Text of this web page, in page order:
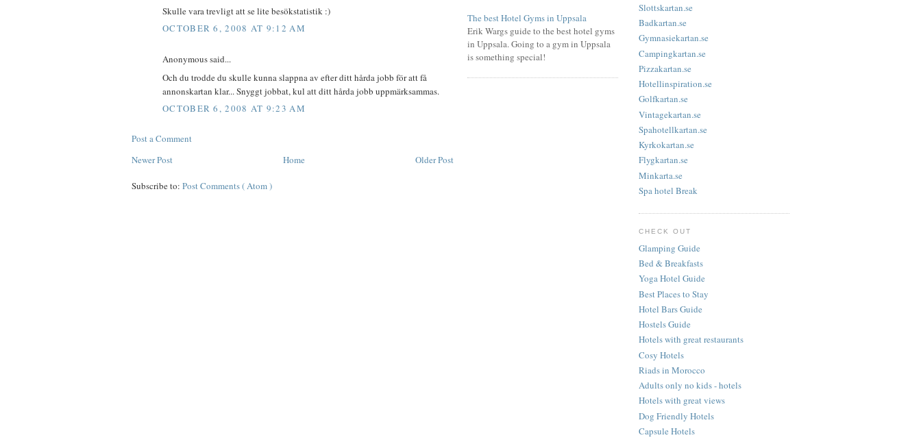
Skulle vara trevligt att se lite besökstatistik :)
OCTOBER 6, 2008 AT 9:12 AM
Anonymous said...
Och du trodde du skulle kunna slappna av efter ditt hårda jobb för att få
annonskartan klar... Snyggt jobbat, kul att ditt hårda jobb uppmärksammas.
OCTOBER 6, 2008 AT 9:23 AM
Post a Comment
Newer Post
Older Post
Home
Subscribe to: Post Comments ( Atom )
Slottskartan.se
Badkartan.se
Gymnasiekartan.se
Campingkartan.se
Pizzakartan.se
Hotellinspiration.se
Golfkartan.se
Vintagekartan.se
Spahotellkartan.se
Kyrkokartan.se
Flygkartan.se
Minkarta.se
Spa hotel Break
CHECK OUT
Glamping Guide
Bed & Breakfasts
Yoga Hotel Guide
Best Places to Stay
Hotel Bars Guide
Hostels Guide
Hotels with great restaurants
Cosy Hotels
Riads in Morocco
Adults only no kids - hotels
Hotels with great views
Dog Friendly Hotels
Capsule Hotels
The best Hotel Gyms in Uppsala
Erik Wargs guide to the best hotel gyms
in Uppsala. Going to a gym in Uppsala
is something special!